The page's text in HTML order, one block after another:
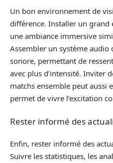
Un bon environnement de
différence. Installer un grand
une ambiance immersive
Assembler un système audio
sonore, permettant de
avec plus d’intensité. Inviter
matchs ensemble peut aussi
permet de vivre l’excitation
Rester informé des
Enfin, rester informé des
Suivre les statistiques, les